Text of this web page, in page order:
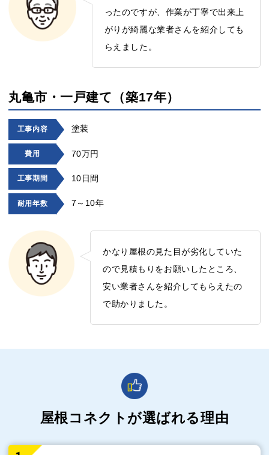
ったのですが、作業が丁寧で出来上
がりが綺麗な業者さんを紹介しても
らえました。
丸亀市・一戸建て（築17年）
工事内容 塗装
費用 70万円
工事期間 10日間
耐用年数 7～10年
かなり屋根の見た目が劣化していた
ので見積もりをお願いしたところ、
安い業者さんを紹介してもらえたの
で助かりました。
屋根コネクトが選ばれる理由